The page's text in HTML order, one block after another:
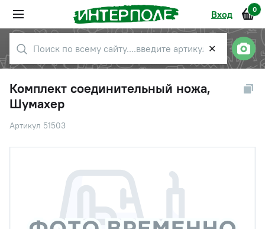
Вход 0
✕
Комплект соединительный ножа,
Шумахер
Артикул 51503